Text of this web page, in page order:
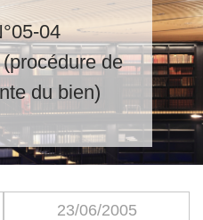
04
de
du bien)
23/06/2005